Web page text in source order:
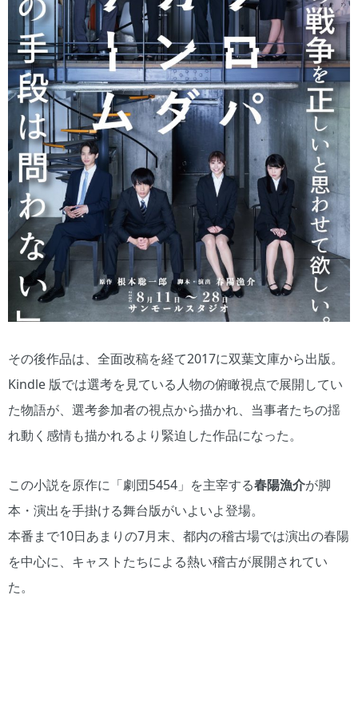
その後作品は、全面改稿を経て2017に双葉文庫から出版。
Kindle 版では選考を見ている人物の俯瞰視点で展開してい
た物語が、選考参加者の視点から描かれ、当事者たちの揺
れ動く感情も描かれるより緊迫した作品になった。
この小説を原作に「劇団5454」を主宰する春陽漁介が脚
本・演出を手掛ける舞台版がいよいよ登場。
本番まで10日あまりの7月末、都内の稽古場では演出の春陽
を中心に、キャストたちによる熱い稽古が展開されてい
た。